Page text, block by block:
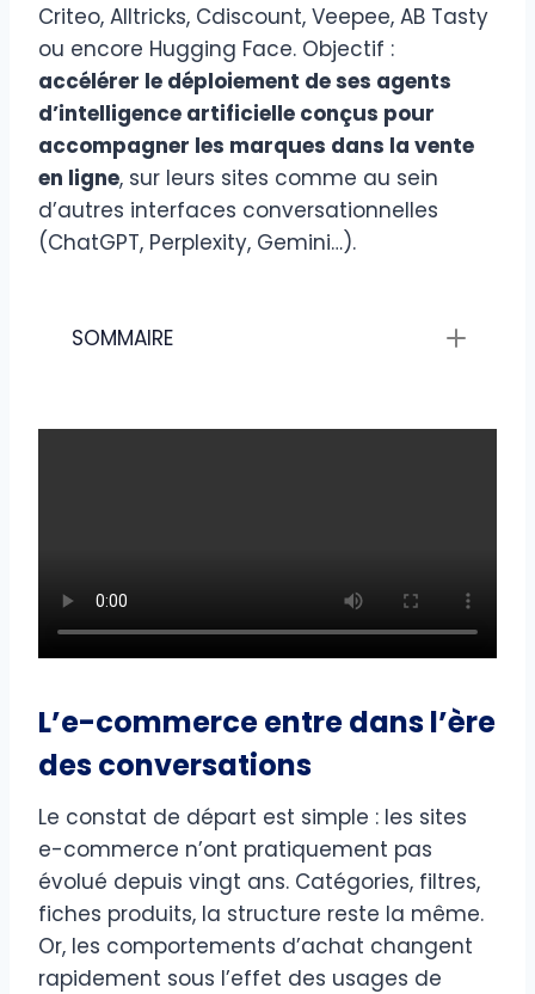
Criteo, Alltricks, Cdiscount, Veepee, AB Tasty
ou encore Hugging Face. Objectif :
accélérer le déploiement de ses agents
d’intelligence artificielle conçus pour
accompagner les marques dans la vente
en ligne, sur leurs sites comme au sein
d’autres interfaces conversationnelles
(ChatGPT, Perplexity, Gemini…).
SOMMAIRE
L’e-commerce entre dans l’ère
des conversations
Le constat de départ est simple : les sites
e-commerce n’ont pratiquement pas
évolué depuis vingt ans. Catégories, filtres,
fiches produits, la structure reste la même.
Or, les comportements d’achat changent
rapidement sous l’effet des usages de